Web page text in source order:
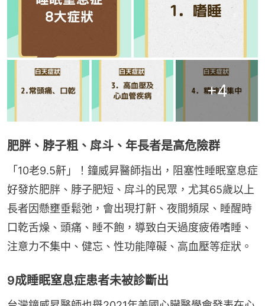
+4
肥胖、脖子粗、戽斗、年長者是高危險群
「10老9.5鼾」！鐘威昇醫師指出，阻塞性睡眠窒息症
好發於肥胖、脖子肥短、戽斗的民眾，尤其65歲以上
長者因懸壅垂鬆弛，會出現打鼾、夜間頻尿、睡醒時
口乾舌燥、頭痛、睡不飽，導致白天過度疲倦嗜睡、
注意力不集中、健忘、性功能障礙、高血壓等症狀。
9成睡眠窒息症患者未被診斷出